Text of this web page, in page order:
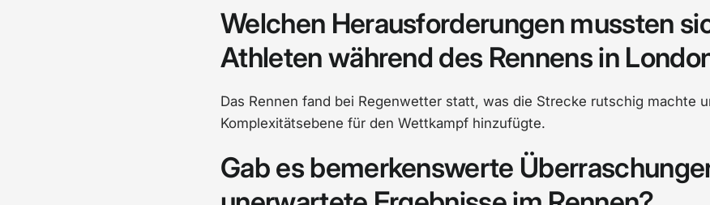
Welchen Herausforderungen mussten
Athleten während des Rennens in
Das Rennen fand bei Regenwetter statt, was die Strecke rutschig machte
Komplexitätsebene für den Wettkampf hinzufügte.
Gab es bemerkenswerte